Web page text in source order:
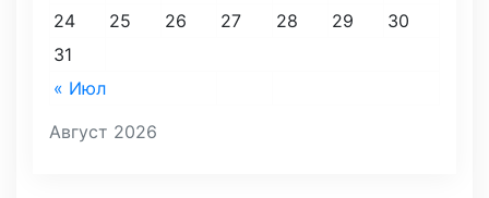
Август 2026
« Июл
24
25 26 27 28 29
30
31